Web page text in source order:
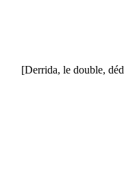
[Derrida, le double,